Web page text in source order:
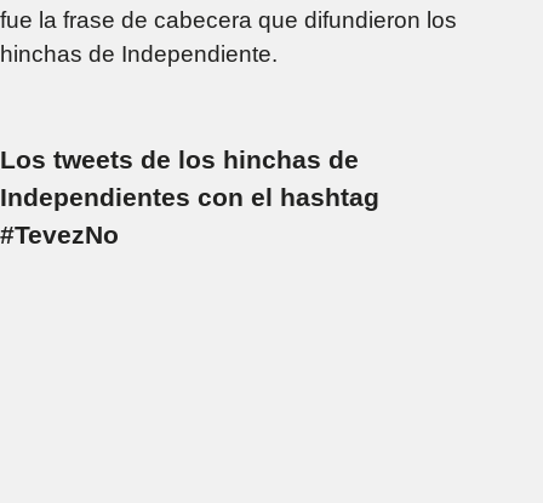
fue la frase de cabecera que difundieron los
hinchas de Independiente.
Los tweets de los hinchas de
Independientes con el hashtag
#TevezNo